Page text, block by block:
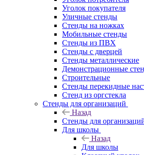
Уголок покупателя
Уличные стенды
Стенды на ножках
Мобильные стенды
Стенды из ПВХ
Стенды с дверцей
Стенды металлические
Демонстрационные
Строительные
Стенды перекидные
Стенд из оргстекла
Стенды для организаций
Назад
Стенды для
Для школы
Назад
Для школы